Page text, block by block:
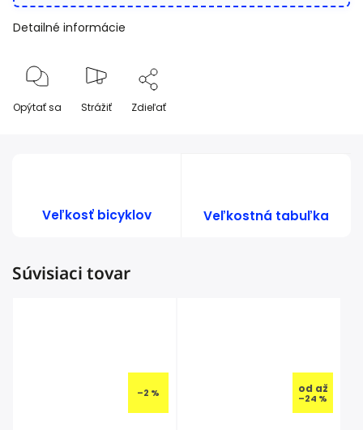
Detailné informácie
Opýtať sa Strážiť Zdieľať
Veľkosť bicyklov Veľkostná tabuľka
Súvisiaci tovar
–2 % od až
–24 %